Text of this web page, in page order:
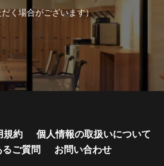
く場合がございます）
約 個人情報の取扱いについて
るご質問 お問い合わせ